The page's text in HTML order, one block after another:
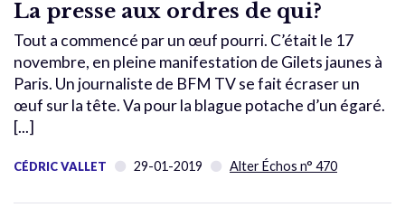
La presse aux ordres de qui?
Tout a commencé par un œuf pourri. C’était le 17
novembre, en pleine manifestation de Gilets jaunes à
Paris. Un journaliste de BFM TV se fait écraser un
œuf sur la tête. Va pour la blague potache d’un égaré.
[...]
CÉDRIC VALLET 29-01-2019 Alter Échos n° 470